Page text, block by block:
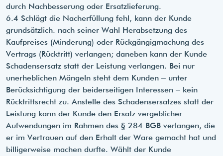
durch Nachbesserung oder Ersatzlieferung.
6.4 Schlägt die Nacherfüllung fehl, kann der Kunde
grundsätzlich. nach seiner Wahl Herabsetzung des
Kaufpreises (Minderung) oder Rückgängigmachung des
Vertrags (Rücktritt) verlangen; daneben kann der Kunde
Schadensersatz statt der Leistung verlangen. Bei nur
unerheblichen Mängeln steht dem Kunden – unter
Berücksichtigung der beiderseitigen Interessen – kein
Rücktrittsrecht zu. Anstelle des Schadensersatzes statt der
Leistung kann der Kunde den Ersatz vergeblicher
Aufwendungen im Rahmen des § 284 BGB verlangen, die
er im Vertrauen auf den Erhalt der Ware gemacht hat und
billigerweise machen durfte. Wählt der Kunde